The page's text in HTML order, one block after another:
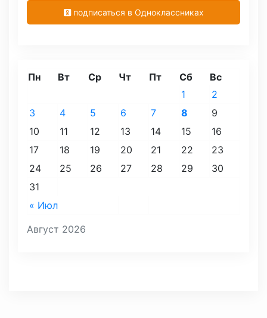
подписаться в Одноклассниках
Август 2026
Пн Вт Ср Чт Пт Сб Вс
« Июл
1
2
3
4 5 6 7 8
9
10
11 12 13 14 15
16
17
18 19 20 21 22
23
24
25 26 27 28 29
30
31